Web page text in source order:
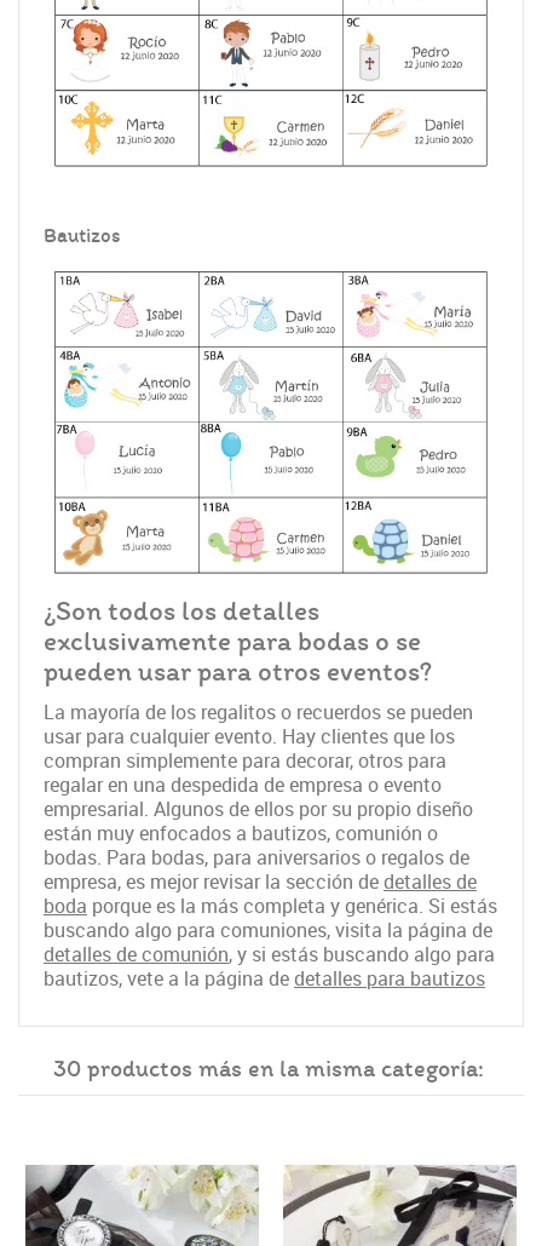
Bautizos
¿Son todos los detalles
exclusivamente para bodas o se
pueden usar para otros eventos?
La mayoría de los regalitos o recuerdos se pueden
usar para cualquier evento. Hay clientes que los
compran simplemente para decorar, otros para
regalar en una despedida de empresa o evento
empresarial. Algunos de ellos por su propio diseño
están muy enfocados a bautizos, comunión o
bodas. Para bodas, para aniversarios o regalos de
empresa, es mejor revisar la sección dedetalles de
boda porque es la más completa y genérica. Si estás
buscando algo para comuniones, visita la página de
detalles de comunión, y si estás buscando algo para
bautizos, vete a la página dedetalles para bautizos
30 productos más en la misma categoría: